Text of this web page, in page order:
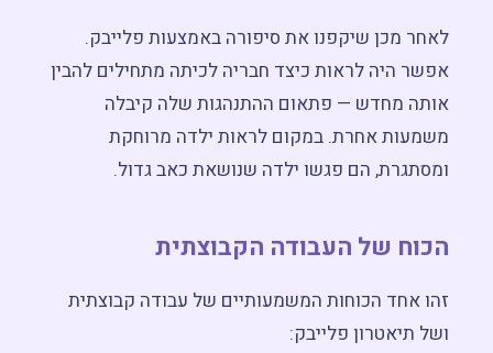
לאחר מכן שיקפנו את סיפורה באמצעות פלייבק.
אפשר היה לראות כיצד חבריה לכיתה מתחילים להבין
אותה מחדש — פתאום ההתנהגות שלה קיבלה
משמעות אחרת. במקום לראות ילדה מרוחקת
ומסתגרת, הם פגשו ילדה שנושאת כאב גדול.
הכוח של העבודה הקבוצתית
זהו אחד הכוחות המשמעותיים של עבודה קבוצתית
ושל תיאטרון פלייבק: